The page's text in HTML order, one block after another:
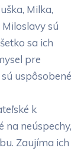
Milka,
sú
sa ich
pre
uspôsobené
k
na neúspechy,
Zaujíma ich